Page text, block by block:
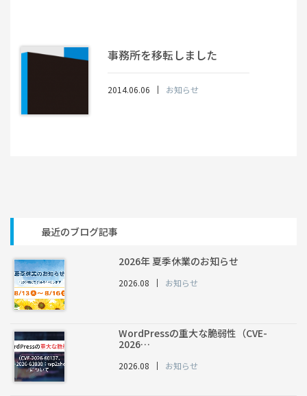
事務所を移転しました
2014.06.06 お知らせ
最近のブログ記事
2026年 夏季休業のお知らせ
2026.08 お知らせ
WordPressの重大な脆弱性（CVE-
2026…
2026.08 お知らせ